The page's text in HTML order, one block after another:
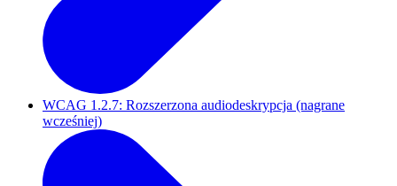
WCAG 1.2.7: Rozszerzona audiodeskrypcja (nagrane
wcześniej)